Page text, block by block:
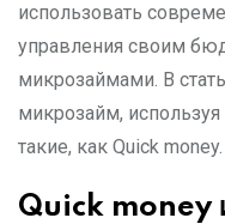
использовать
управления своим
микрозаймами. В
микрозайм,
такие, как Quick money.
Quick money